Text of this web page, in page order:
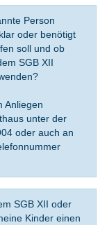
Person
oder benötigt
soll und ob
SGB XII
Anliegen
unter der
oder auch an
SGB XII oder
Kinder einen